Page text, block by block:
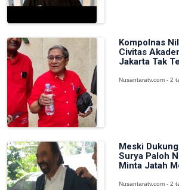
Kompolnas
Civitas
Jakarta Tak
Nusantaratv.com - 2
Meski
Surya Paloh
Minta Jatah
Nusantaratv.com - 2